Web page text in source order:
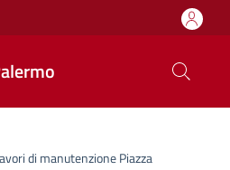
di manutenzione Piazza